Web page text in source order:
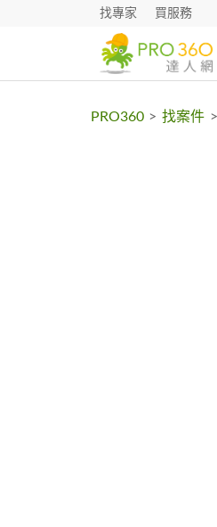
找專家 買服務
PRO360 > 找案件 >